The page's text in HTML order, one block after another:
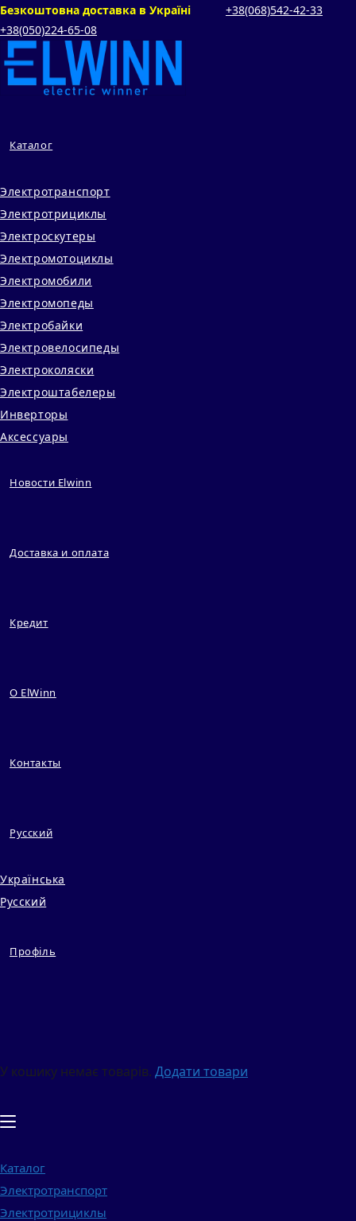
Перейти
к
содержимому
Безкоштовна доставка в Україні
+38(068)542‑42‑33
+38(050)224‑65‑08
Каталог
Электротранспорт
Электротрициклы
Электроскутеры
Электромотоциклы
Электромобили
Электромопеды
Электробайки
Электровелосипеды
Электроколяски
Электроштабелеры
Инверторы
Аксессуары
Новости Elwinn
Доставка и оплата
Кредит
О ElWinn
Контакты
Русский
Українська
Русский
Профіль
У кошику немає товарів. Додати товари
Каталог
Электротранспорт
Электротрициклы